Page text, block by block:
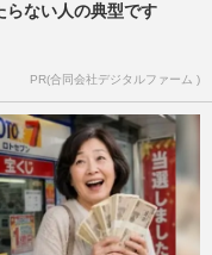
らない人の典型です
PR(合同会社デジタルファーム )